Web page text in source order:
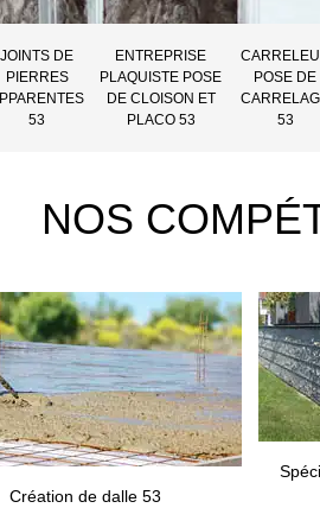
JOINTS DE
PIERRES
53
ENTREPRISE
PLAQUISTE POSE
DE CLOISON ET
PLACO 53
POSE DE
53
NOS
Création de dalle 53